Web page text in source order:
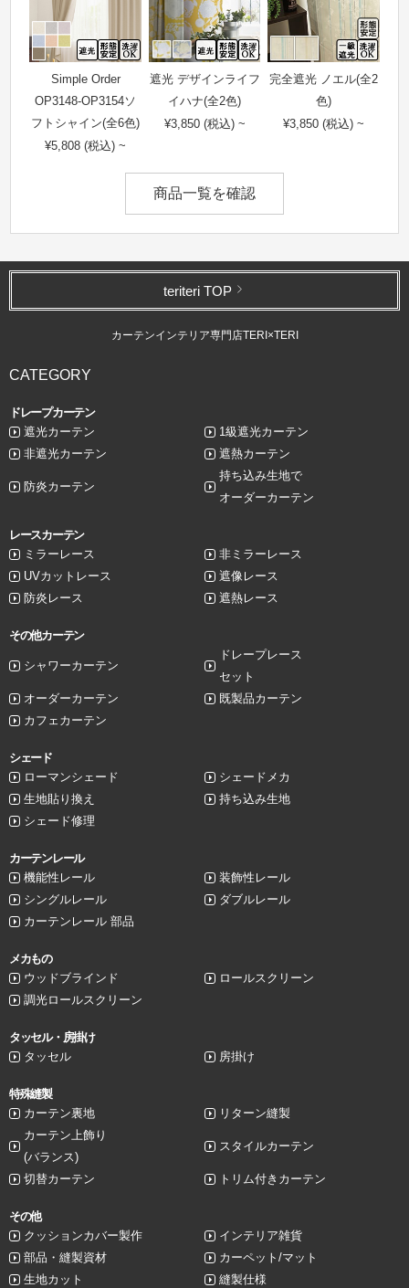
Simple Order
OP3148-OP3154ソ
フトシャイン(全6色)
¥5,808 (税込) ~
遮光 デザインライフ
イハナ(全2色)
¥3,850 (税込) ~
完全遮光 ノエル(全2
色)
¥3,850 (税込) ~
商品一覧を確認
teriteri TOP
カーテンインテリア専門店TERI×TERI
CATEGORY
ドレープカーテン
遮光カーテン
1級遮光カーテン
非遮光カーテン
遮熱カーテン
防炎カーテン
持ち込み生地で
オーダーカーテン
レースカーテン
ミラーレース
非ミラーレース
UVカットレース
遮像レース
防炎レース
遮熱レース
その他カーテン
シャワーカーテン
ドレープレース
セット
オーダーカーテン
既製品カーテン
カフェカーテン
シェード
ローマンシェード
シェードメカ
生地貼り換え
持ち込み生地
シェード修理
カーテンレール
機能性レール
装飾性レール
シングルレール
ダブルレール
カーテンレール 部品
メカもの
ウッドブラインド
ロールスクリーン
調光ロールスクリーン
タッセル・房掛け
タッセル
房掛け
特殊縫製
カーテン裏地
リターン縫製
カーテン上飾り
(バランス)
スタイルカーテン
切替カーテン トリム付きカーテン
その他
クッションカバー製作
インテリア雑貨
部品・縫製資材
カーペット/マット
生地カット
縫製仕様